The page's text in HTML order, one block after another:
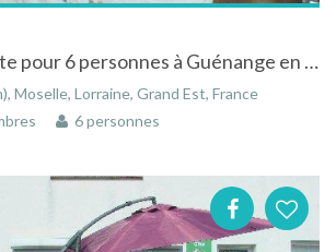
" La Roseraie" gîte pour 6 personnes à Guénange en Moselle Région Lorraine
Moselle, Lorraine, Grand Est, France
6 personnes